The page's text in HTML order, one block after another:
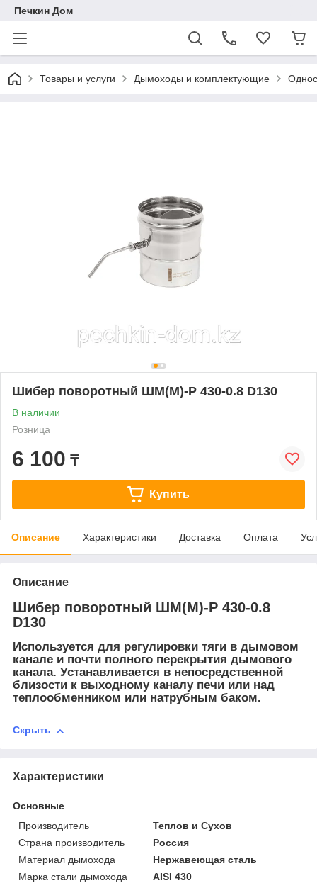
Печкин Дом
Товары и услуги Дымоходы и комплектующие
Шибер поворотный ШМ(М)-Р 430-0.8 D130
В наличии
Розница
6 100 ₸
Купить
Описание Характеристики Доставка Оплата
Описание
Шибер поворотный ШМ(М)-Р 430-0.8
D130
Используется для регулировки тяги в дымовом
канале и почти полного перекрытия дымового
канала. Устанавливается в непосредственной
близости к выходному каналу печи или над
теплообменником или натрубным баком.
Скрыть
Характеристики
Основные
Производитель
Теплов и Сухов
Страна производитель
Россия
Материал дымохода
Нержавеющая сталь
Марка стали дымохода
AISI 430